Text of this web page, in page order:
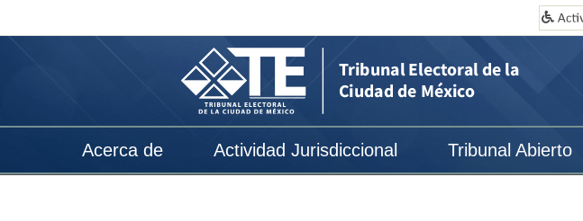
Electoral
Acerca de Actividad Jurisdiccional Tribunal Abierto